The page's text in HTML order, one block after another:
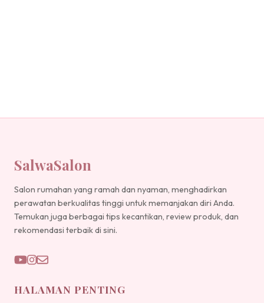
SalwaSalon
Salon rumahan yang ramah dan nyaman, menghadirkan
perawatan berkualitas tinggi untuk memanjakan diri Anda.
Temukan juga berbagai tips kecantikan, review produk, dan
rekomendasi terbaik di sini.
HALAMAN PENTING